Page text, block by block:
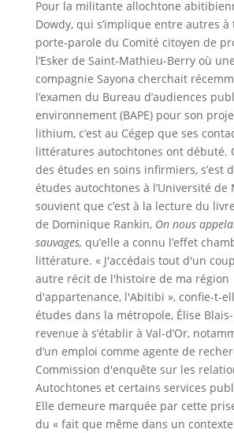
Pour la militante allochtone
Dowdy, qui s’implique entre autres à
porte-parole du Comité citoyen de
l’Esker de Saint-Mathieu-Berry où
compagnie Sayona cherchait
l’examen du Bureau d’audiences
environnement (BAPE) pour son
lithium, c’est au Cégep que ses
littératures autochtones ont débuté.
des études en soins infirmiers, s’est
études autochtones à l’Université de
souvient que c’est à la lecture du
de Dominique Rankin, On nous
sauvages, qu’elle a connu l’effet
littérature. « J'accédais tout d'un
autre récit de l'histoire de ma région
d'appartenance, l'Abitibi », confie-t-
études dans la métropole, Élise
revenue à s’établir à Val-d’Or,
d’un emploi comme agente de
Commission d'enquête sur les
Autochtones et certains services
Elle demeure marquée par cette
du « fait que même dans un